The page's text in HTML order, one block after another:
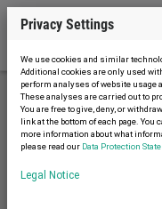
Power engineering
Privacy Settings
We use cookies and similar
Additional cookies are only used
perform analyses of website usage
These analyses are carried out to
You are free to give, deny, or
link at the bottom of each page. You
more information about what
please read our Data Protection
Legal Notice